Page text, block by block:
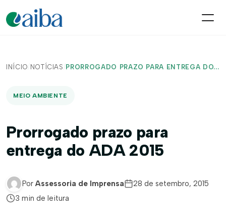
INÍCIO/ NOTÍCIAS / PRORROGADO PRAZO PARA ENTREGA DO...
MEIO AMBIENTE
Prorrogado prazo para
entrega do ADA 2015
Por Assessoria de Imprensa
28 de setembro, 2015
3 min de leitura